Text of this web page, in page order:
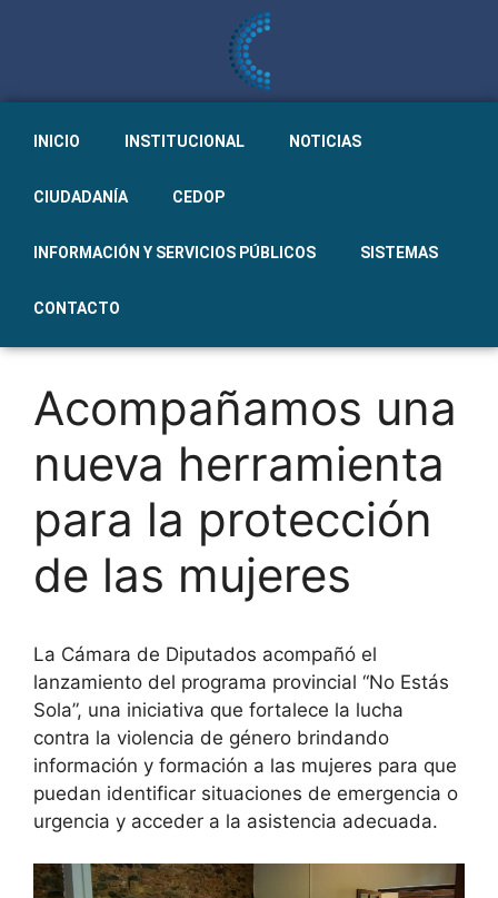
INICIO INSTITUCIONAL NOTICIAS
CIUDADANÍA CEDOP
INFORMACIÓN Y SERVICIOS PÚBLICOS SISTEMAS
CONTACTO
Acompañamos una
nueva herramienta
para la protección
de las mujeres ‍
La Cámara de Diputados acompañó el
lanzamiento del programa provincial “No Estás
Sola”, una iniciativa que fortalece la lucha
contra la violencia de género brindando
información y formación a las mujeres para que
puedan identificar situaciones de emergencia o
urgencia y acceder a la asistencia adecuada.